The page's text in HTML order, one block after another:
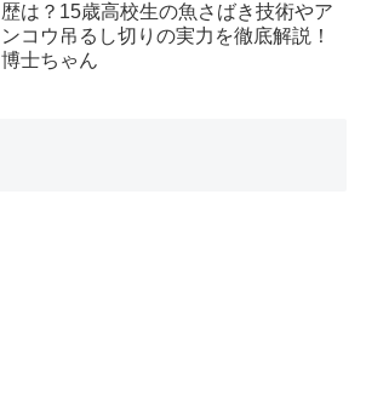
歴は？15歳高校生の魚さばき技術やア
ンコウ吊るし切りの実力を徹底解説！
博士ちゃん